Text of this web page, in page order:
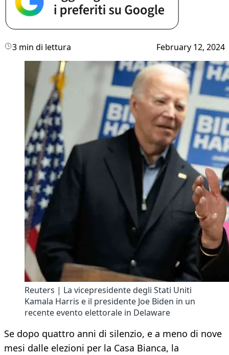
3 min di lettura February 12, 2024
Reuters | La vicepresidente degli Stati Uniti
Kamala Harris e il presidente Joe Biden in un
recente evento elettorale in Delaware
Se dopo quattro anni di silenzio, e a meno di nove
mesi dalle elezioni per la Casa Bianca, la